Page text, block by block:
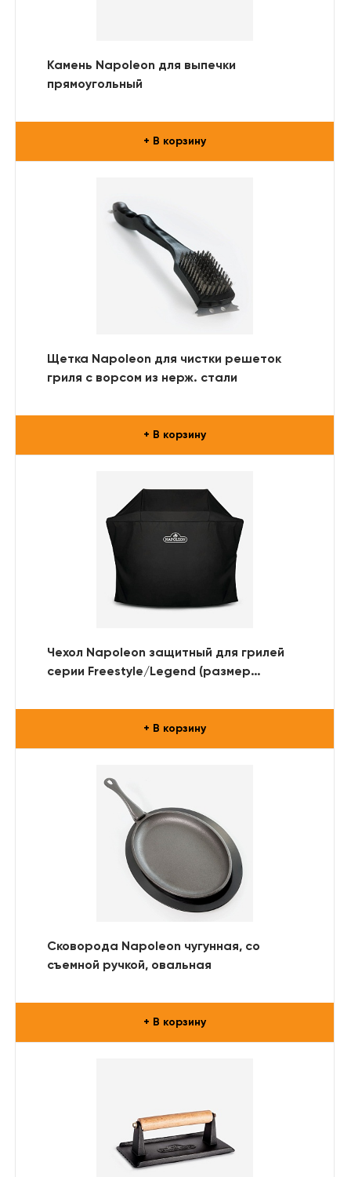
Камень Napoleon для выпечки
прямоугольный
+ В корзину
Щетка Napoleon для чистки решеток
гриля с ворсом из нерж. стали
+ В корзину
Чехол Napoleon защитный для грилей
серии Freestyle/Legend (размер
+ В корзину
Сковорода Napoleon чугунная, со
съемной ручкой, овальная
+ В корзину